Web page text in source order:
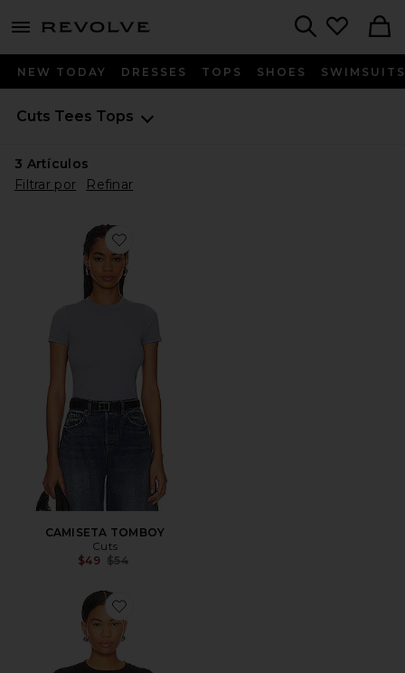
menu - shows more content
NEW TODAY DRESSES TOPS SHOES SWIMSUITS
Cuts Tees Tops
3 Artículos
Filtrar por
Refinar
Favorite CAMISETA TOMBOY
CAMISETA TOMBOY
Cuts
$49 Previous price:
$54
Favorite CAMISETA RECORTADA TOMBOY